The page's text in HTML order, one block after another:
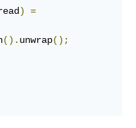
)
=
(). unwrap();